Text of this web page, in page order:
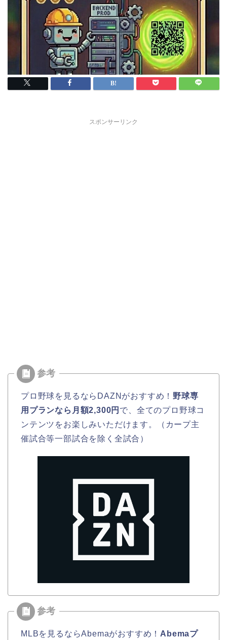
スポンサーリンク
プロ野球を見るならDAZNがおすすめ！ 野球専
用プランなら月額2,300円 で、全てのプロ野球コ
ンテンツをお楽しみいただけます。（カープ主
催試合等一部試合を除く全試合）
MLBを見るならAbemaがおすすめ！ Abemaプ